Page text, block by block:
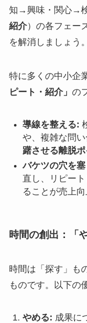
知→興味・関心→
紹介）の各フェー
を解消しましょう。
特に多くの中小企
ピート・紹介」 の
導線を整える:
や、複雑な問い
躇させる離脱ポ
バケツの穴を
直し、リピー
ることが売上向
時間の創出：「
時間は「探す」も
ものです。以下の
やめる: 成果に